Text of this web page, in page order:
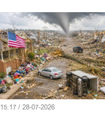
15:17 / 28-07-2026